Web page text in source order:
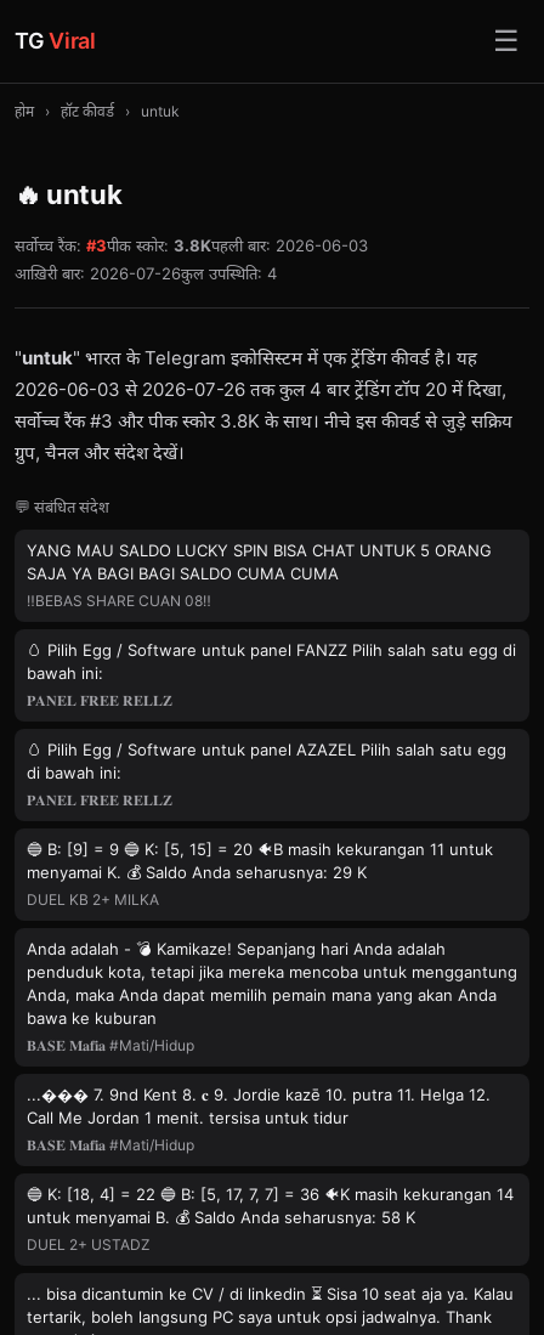
TGViral ☰
होम › हॉट कीवर्ड › untuk
🔥 untuk
सर्वोच्च रैंक: #3पीक स्कोर: 3.8Kपहली बार: 2026-06-03
आख़िरी बार: 2026-07-26कुल उपस्थिति: 4
"untuk" भारत के Telegram इकोसिस्टम में एक ट्रेंडिंग कीवर्ड है। यह
2026-06-03 से 2026-07-26 तक कुल 4 बार ट्रेंडिंग टॉप 20 में दिखा,
सर्वोच्च रैंक #3 और पीक स्कोर 3.8K के साथ। नीचे इस कीवर्ड से जुड़े सक्रिय
ग्रुप, चैनल और संदेश देखें।
💬 संबंधित संदेश
YANG MAU SALDO LUCKY SPIN BISA CHAT UNTUK 5 ORANG
SAJA YA BAGI BAGI SALDO CUMA CUMA
‼️BEBAS SHARE CUAN 08‼️
🥚 Pilih Egg / Software untuk panel FANZZ Pilih salah satu egg di
bawah ini:
𝐏𝐀𝐍𝐄𝐋 𝐅𝐑𝐄𝐄 𝐑𝐄𝐋𝐋𝐙
🥚 Pilih Egg / Software untuk panel AZAZEL Pilih salah satu egg
di bawah ini:
𝐏𝐀𝐍𝐄𝐋 𝐅𝐑𝐄𝐄 𝐑𝐄𝐋𝐋𝐙
🔵 B: [9] = 9 🔵 K: [5, 15] = 20 🐠B masih kekurangan 11 untuk
menyamai K. 💰 Saldo Anda seharusnya: 29 K
DUEL KB 2+ MILKA
Anda adalah - 💣 Kamikaze! Sepanjang hari Anda adalah
penduduk kota, tetapi jika mereka mencoba untuk menggantung
Anda, maka Anda dapat memilih pemain mana yang akan Anda
bawa ke kuburan
𝐁𝐀𝐒𝐄 𝐌𝐚𝐟𝐢𝐚 #Mati/Hidup
...��� 7. 9nd Kent 8. 𝐜 9. Jordie kazē 10. putra 11. Helga 12.
Call Me Jordan 1 menit. tersisa untuk tidur
𝐁𝐀𝐒𝐄 𝐌𝐚𝐟𝐢𝐚 #Mati/Hidup
🔵 K: [18, 4] = 22 🔵 B: [5, 17, 7, 7] = 36 🐠K masih kekurangan 14
untuk menyamai B. 💰 Saldo Anda seharusnya: 58 K
DUEL 2+ USTADZ
... bisa dicantumin ke CV / di linkedin ⏳ Sisa 10 seat aja ya. Kalau
tertarik, boleh langsung PC saya untuk opsi jadwalnya. Thank